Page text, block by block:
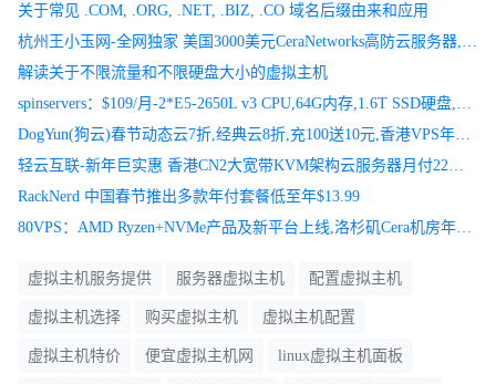
这里也需要提醒的，我们也不好被宣传的广告误导。他的月付5元和
月付12元的，是需要购买48个月套餐才可以得到优惠价格，不过对
于有需要外贸建站的用户来说，还是比较划算的。4年才只需要600
元左右，而且有赠送一个域名。
如果我们觉得不合适，可以30天内申请退款。但是，如果我们选择
免费域名的，退款的时候域名是需要额外补差价的。对于Hostinger
商家虚拟主机的购买策略，后面入手主机的时候详细的分享一下。
不过对于我们大部分用户来说还是能看懂的，因为支持简体中文且
关于常见 .COM, .ORG, .NET, .BIZ, .CO 域名后缀由来和应用
解读关于不限流量和不限硬盘大小的虚拟主机
RackNerd 中国春节推出多款年付套餐低至年$13.99
虚拟主机服务提供 服务器虚拟主机 配置虚拟主机
虚拟主机选择 购买虚拟主机 虚拟主机配置
虚拟主机特价 便宜虚拟主机网 linux虚拟主机面板